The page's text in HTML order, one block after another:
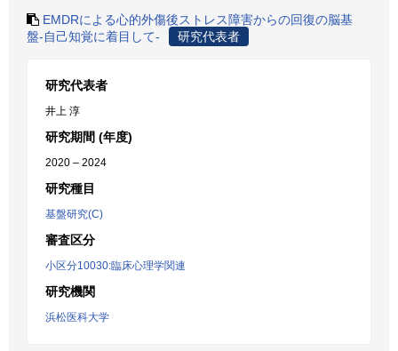
EMDRによる心的外傷後ストレス障害からの回復の脳基
盤-自己知覚に着目して-
研究代表者
研究代表者
井上 淳
研究期間 (年度)
2020 – 2024
研究種目
基盤研究(C)
審査区分
小区分10030:臨床心理学関連
研究機関
浜松医科大学